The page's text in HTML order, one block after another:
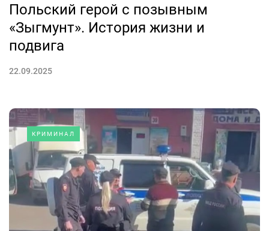
Польский герой с позывным
«Зыгмунт». История жизни и
подвига
22.09.2025
КРИМИНАЛ